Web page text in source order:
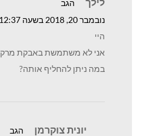
הגב
נובמבר 20, 2018 בשעה 12:37 pm
היי
אני לא משתמשת באבקת מרק
במה ניתן להחליף אותה?
יונית צוקרמן
הגב